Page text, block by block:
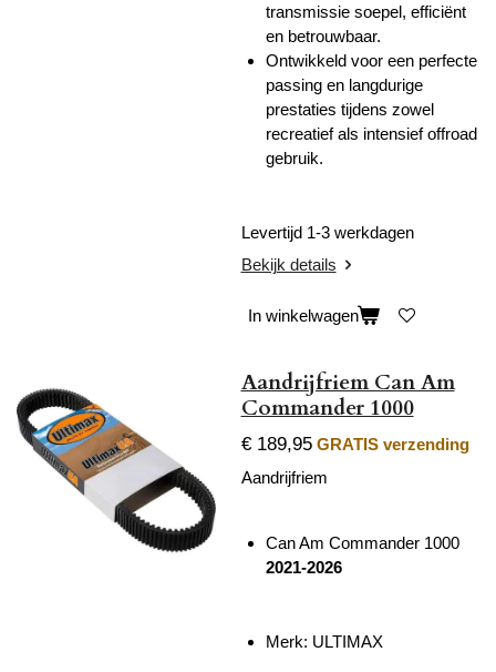
transmissie soepel, efficiënt
en betrouwbaar.
Ontwikkeld voor een perfecte
passing en langdurige
prestaties tijdens zowel
recreatief als intensief offroad
gebruik.
Levertijd 1-3 werkdagen
Bekijk details
In winkelwagen
Aandrijfriem Can Am
Commander 1000
€ 189,95 GRATIS verzending
Aandrijfriem
Can Am Commander 1000
2021-2026
Merk: ULTIMAX